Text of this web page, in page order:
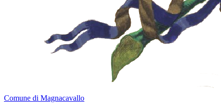
Comune di Magnacavallo